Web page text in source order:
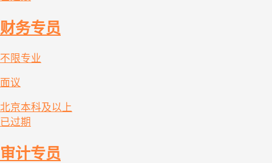
财务专员
不限专业
面议
北京本科及以上
已过期
审计专员